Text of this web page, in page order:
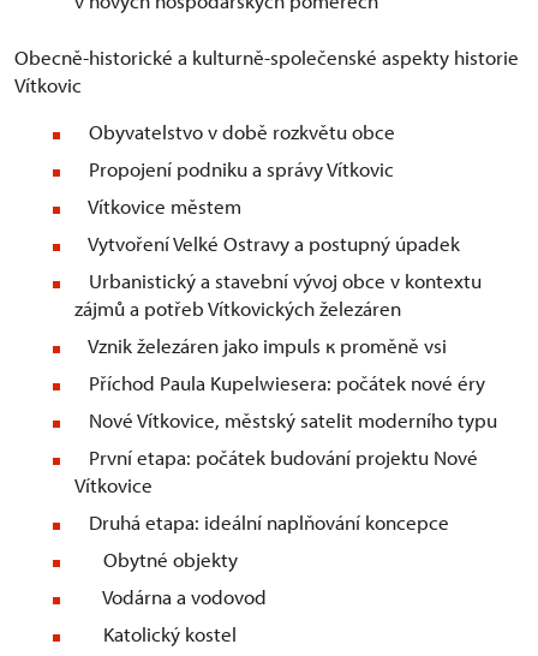
Obecně-historické a kulturně-společenské aspekty historie
Vítkovic
Obyvatelstvo v době rozkvětu obce
Propojení podniku a správy Vítkovic
Vítkovice městem
Vytvoření Velké Ostravy a postupný úpadek
Urbanistický a stavební vývoj obce v kontextu
zájmů a potřeb Vítkovických železáren
Vznik železáren jako impuls к proměně vsi
Příchod Paula Kupelwiesera: počátek nové éry
Nové Vítkovice, městský satelit moderního typu
První etapa: počátek budování projektu Nové
Vítkovice
Druhá etapa: ideální naplňování koncepce
Obytné objekty
Vodárna a vodovod
Katolický kostel